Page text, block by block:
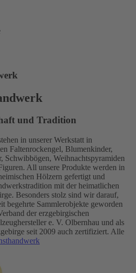
und Tradition
in unserer Werkstatt in
Faltenrockengel, Blumenkinder,
Schwibbögen, Weihnachtspyramiden
All unsere Produkte werden in
Hölzern gefertigt und
mit der heimatlichen
Besonders stolz sind wir darauf,
begehrte Sammlerobjekte geworden
der erzgebirgischen
e. V. Olbernhau und als
seit 2009 auch zertifiziert. Alle